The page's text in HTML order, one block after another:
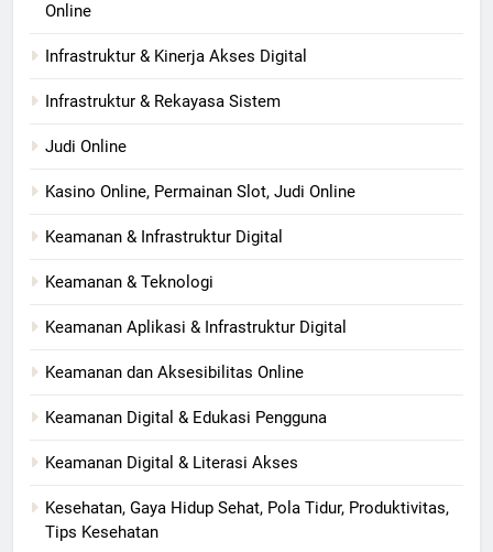
Online
Infrastruktur & Kinerja Akses Digital
Infrastruktur & Rekayasa Sistem
Judi Online
Kasino Online, Permainan Slot, Judi Online
Keamanan & Infrastruktur Digital
Keamanan & Teknologi
Keamanan Aplikasi & Infrastruktur Digital
Keamanan dan Aksesibilitas Online
Keamanan Digital & Edukasi Pengguna
Keamanan Digital & Literasi Akses
Kesehatan, Gaya Hidup Sehat, Pola Tidur, Produktivitas,
Tips Kesehatan